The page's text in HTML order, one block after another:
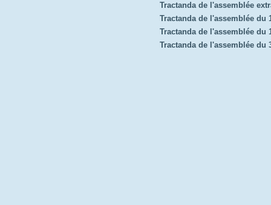
Tractanda de l'assemblée
Tractanda de l'assemblée du
Tractanda de l'assemblée du
Tractanda de l'assemblée du